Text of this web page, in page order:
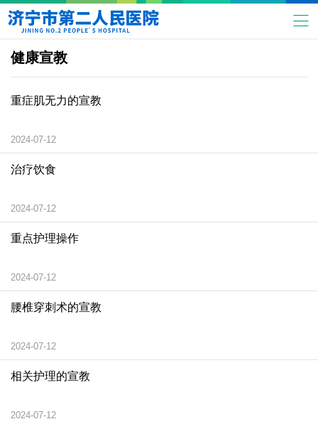
健康宣教
重症肌无力的宣教
2024-07-12
治疗饮食
2024-07-12
重点护理操作
2024-07-12
腰椎穿刺术的宣教
2024-07-12
相关护理的宣教
2024-07-12